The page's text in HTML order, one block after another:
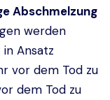
Abschmelzung
werden
Ansatz
vor dem Tod zu
dem Tod zu